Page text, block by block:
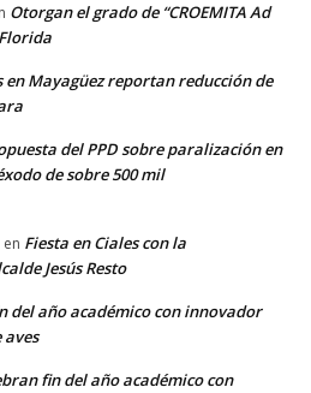
Otorgan el grado de “CROEMITA Ad
en Mayagüez reportan reducción de
del PPD sobre paralización en
de sobre 500 mil
en Fiesta en Ciales con la
Jesús Resto
del año académico con innovador
fin del año académico con